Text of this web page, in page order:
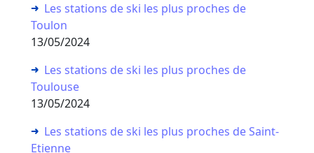
Les stations de ski les plus proches de
Toulon
13/05/2024
Les stations de ski les plus proches de
Toulouse
13/05/2024
Les stations de ski les plus proches de Saint-
Etienne